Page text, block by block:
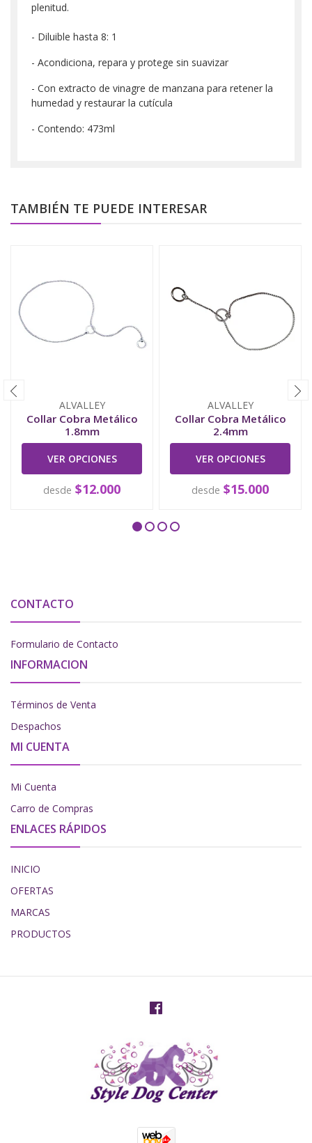
plenitud.
- Diluible hasta 8: 1
- Acondiciona, repara y protege sin suavizar
- Con extracto de vinagre de manzana para retener la
humedad y restaurar la cutícula
- Contendo: 473ml
TAMBIÉN TE PUEDE INTERESAR
ALVALLEY
Collar Cobra Metálico
1.8mm
VER OPCIONES
desde $12.000
ALVALLEY
Collar Cobra Metálico
2.4mm
VER OPCIONES
desde $15.000
CONTACTO
Formulario de Contacto
INFORMACION
Términos de Venta
Despachos
MI CUENTA
Mi Cuenta
Carro de Compras
ENLACES RÁPIDOS
INICIO
OFERTAS
MARCAS
PRODUCTOS